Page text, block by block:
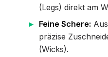
(Legs) direkt am
Feine Schere:
präzise
(Wicks).